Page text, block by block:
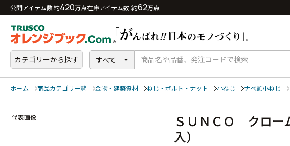
公開アイテム数 約420万点在庫アイテム数 約62万点
カテゴリーから探す すべて
ホーム 商品カテゴリ一覧 金物・建築資材 ねじ・ボルト・ナット 小ねじ ナベ頭小ねじ
代表画像
ＳＵＮＣＯ クロ
入）